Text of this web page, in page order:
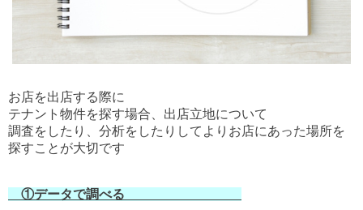
お店を出店する際に
テナント物件を探す場合、出店立地について
調査をしたり、分析をしたりしてよりお店にあった場所を
探すことが大切です
①データで調べる